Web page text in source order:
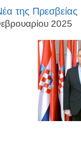
της Πρεσβείας
2025